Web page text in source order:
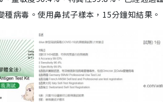
病毒。使用鼻拭子樣本，15分鐘知結果。